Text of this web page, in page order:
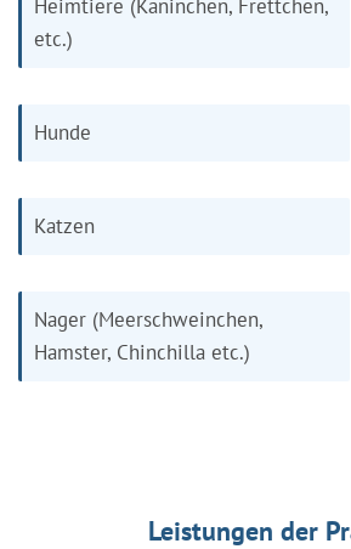
Heimtiere (Kaninchen, Frettchen,
etc.)
Hunde
Katzen
Nager (Meerschweinchen,
Hamster, Chinchilla etc.)
Leistungen der